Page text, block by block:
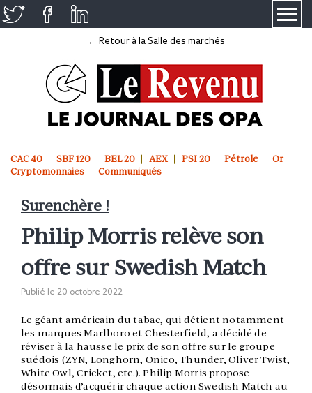
← Retour à la Salle des marchés
CAC 40 SBF 120 BEL 20 AEX PSI 20 Pétrole
Or
Cryptomonnaies
Communiqués
Surenchère !
Philip Morris relève son
offre sur Swedish Match
Publié le 20 octobre 2022
Le géant américain du tabac, qui détient notamment
les marques Marlboro et Chesterfield, a décidé de
réviser à la hausse le prix de son offre sur le groupe
suédois (ZYN, Longhorn, Onico, Thunder, Oliver Twist,
White Owl, Cricket, etc.). Philip Morris propose
désormais d’acquérir chaque action Swedish Match au